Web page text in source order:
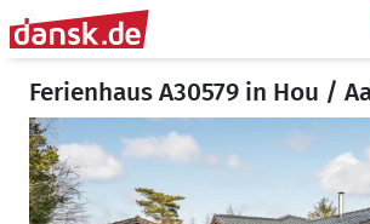
Ferienhaus A30579 in Hou /